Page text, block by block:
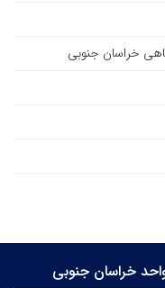
خراسان جنوبی
خراسان جنوبی